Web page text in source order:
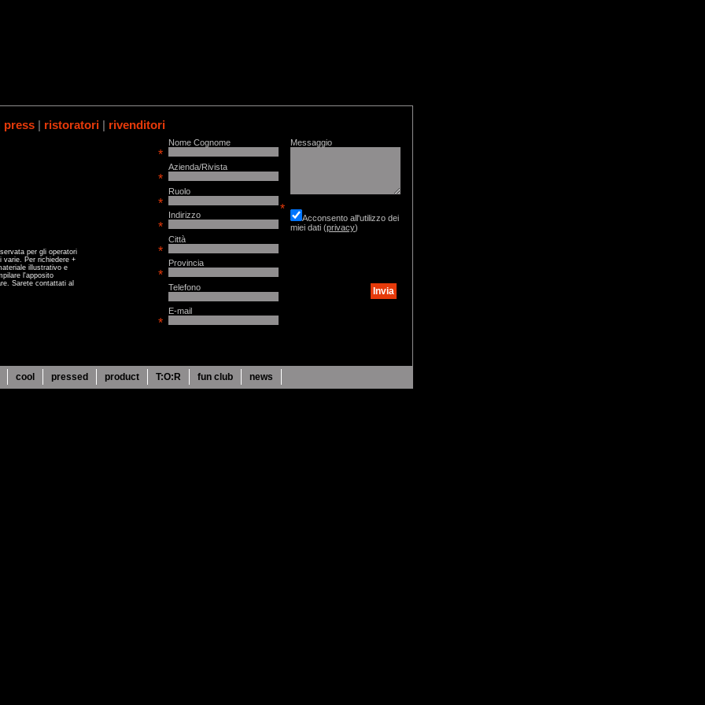
press | ristoratori | rivenditori
Messaggio
*
Acconsento all'utilizzo dei
miei dati (privacy)
Nome Cognome
*
Azienda/Rivista
*
Ruolo
*
Indirizzo
*
Città
*
Provincia
*
Telefono
E-mail
*
per gli operatori
varie. Per richiedere +
illustrativo e
l'apposito
Sarete contattati al
cool pressed product T:O:R fun club news